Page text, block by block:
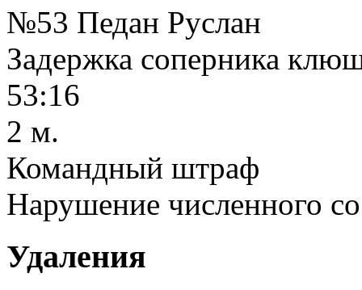
№53 Педан Руслан
Задержка соперника
53:16
2 м.
Командный штраф
Нарушение численного
Удаления